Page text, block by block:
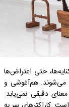
حتی اعتراض­‌ها
می­‌شوند. هم­‌آغوشی و
دقیقی نمی­‌یابد.